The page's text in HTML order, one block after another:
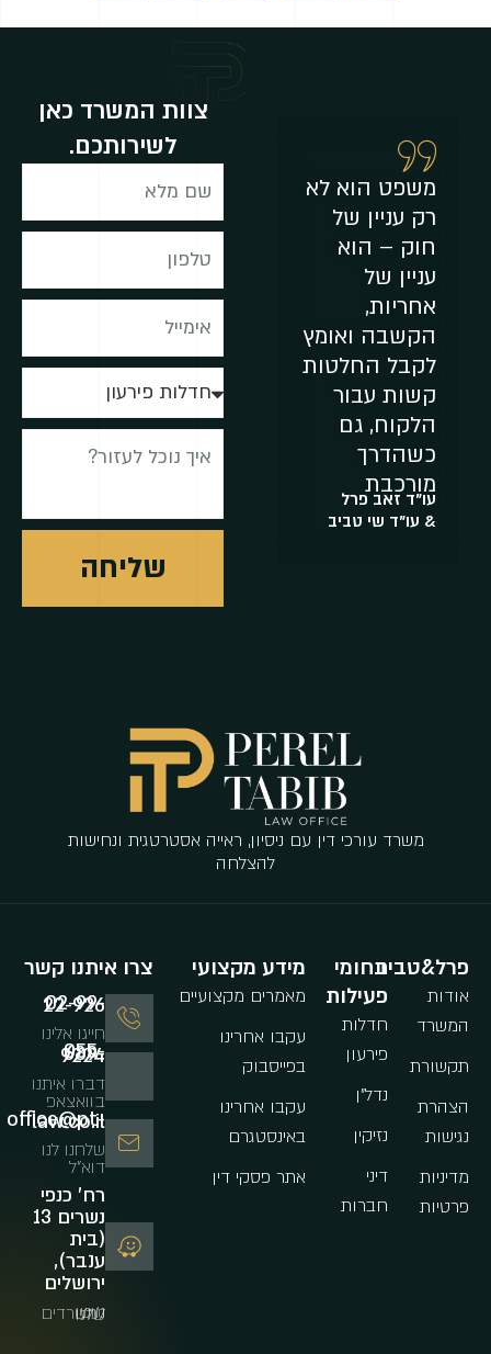
משפט הוא לא
רק עניין של
חוק – הוא
עניין של
אחריות,
הקשבה ואומץ
לקבל החלטות
קשות עבור
הלקוח, גם
כשהדרך
מורכבת
עו"ד זאב פרל
& עו"ד שי טביב
צוות המשרד כאן
לשירותכם.
שליחה
משרד עורכי דין עם ניסיון, ראייה אסטרטגית ונחישות
להצלחה
פרל&טביב
אודות
המשרד
תקשורת
הצהרת
נגישות
מדיניות
פרטיות
תחומי
פעילות
חדלות
פירעון
נדל"ן
נזיקין
דיני
חברות
מידע מקצועי
מאמרים מקצועיים
עקבו אחרינו
בפייסבוק
עקבו אחרינו
באינסטגרם
אתר פסקי דין
צרו איתנו קשר
02-99-22-926
חייגו אלינו
055-689-9224
דברו איתנו
בוואצאפ
office@pt-law.co.il
שלחנו לנו
דוא"ל
רח' כנפי
נשרים 13
(בית
ענבר),
ירושלים
נווטו למשרדים שלנו